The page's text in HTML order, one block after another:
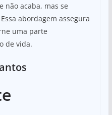
não acaba, mas se
abordagem assegura
uma parte
de vida.